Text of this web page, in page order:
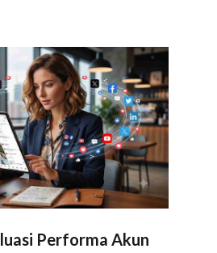
Performa Akun